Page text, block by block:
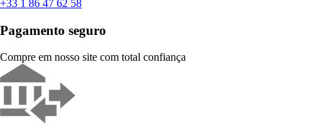
+33 1 86 47 62 58
Pagamento seguro
Compre em nosso site com total confiança